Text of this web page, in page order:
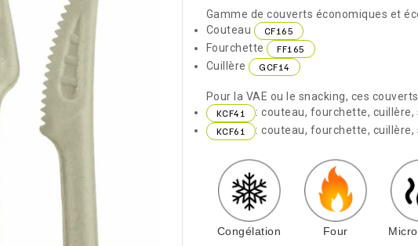
Gamme de couverts économiques et
Couteau
CF165
Fourchette FF165
Cuillère GCF14
Pour la VAE ou le snacking, ces
KCF41 : couteau, fourchette, cuillère,
KCF61 : couteau, fourchette, cuillère,
Congélation Four